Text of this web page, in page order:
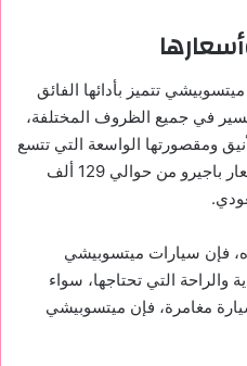
تتميز بأدائها الفائق
في جميع الظروف المختلفة،
ومقصورتها الواسعة التي تتسع
للعائلة والأصدقاء؛ حيث تتراوح أسعار باجيرو من حوالي 129 ألف
فإن سيارات ميتسوبيشي
والراحة التي تحتاجها، سواء
مغامرة، فإن ميتسوبيشي